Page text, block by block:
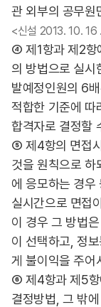
관 외부의 공무원
<신설 2013. 10. 16
④ 제1항과 제2항
의 방법으로 실시
발예정인원의 6
적합한 기준에 따
합격자로 결정할
⑤ 제4항의 면접
것을 원칙으로 하
에 응모하는 경우
실시간으로 면접
이 경우 그 방법
이 선택하고, 정
게 불이익을 주어
⑥ 제4항과 제5항
결정방법, 그 밖